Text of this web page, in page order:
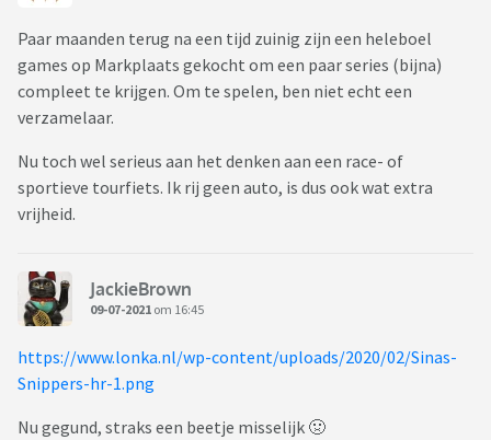
Paar maanden terug na een tijd zuinig zijn een heleboel
games op Markplaats gekocht om een paar series (bijna)
compleet te krijgen. Om te spelen, ben niet echt een
verzamelaar.
Nu toch wel serieus aan het denken aan een race- of
sportieve tourfiets. Ik rij geen auto, is dus ook wat extra
vrijheid.
JackieBrown
09-07-2021 om 16:45
https://www.lonka.nl/wp-content/uploads/2020/02/Sinas-
Snippers-hr-1.png
Nu gegund, straks een beetje misselijk 🤢